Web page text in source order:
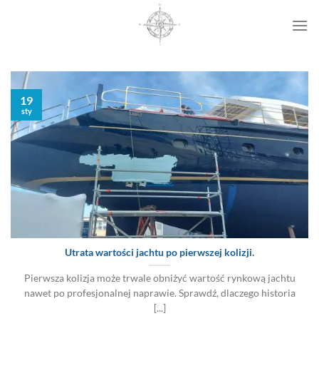
Utrata wartości jachtu po pierwszej kolizji.
Pierwsza kolizja może trwale obniżyć wartość rynkową jachtu
nawet po profesjonalnej naprawie. Sprawdź, dlaczego historia
[...]
19
sty